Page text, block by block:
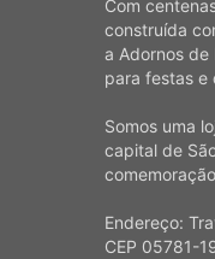
Com
construída
a Adornos
para festas e
Somos uma
capital de
Endereço:
CEP 05781-